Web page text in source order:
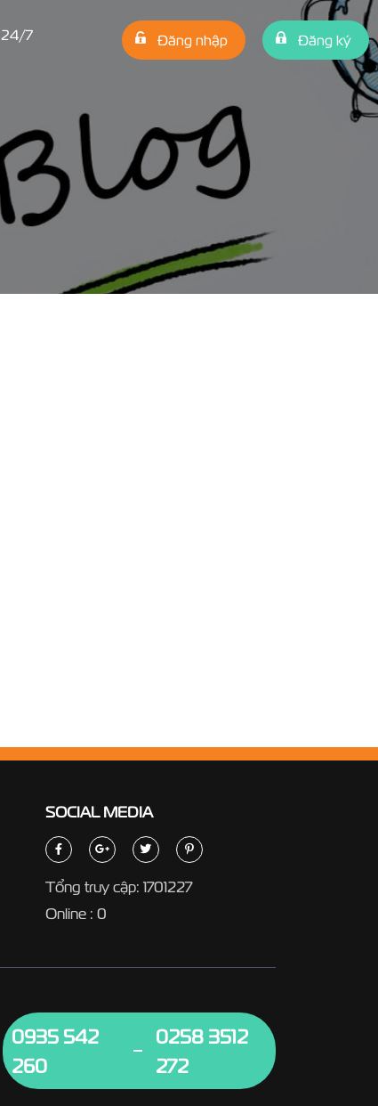
24/7 Đăng nhập Đăng ký
SOCIAL MEDIA
Tổng truy cập: 1701227
Online : 0
0935 542
260
0258 3512
272